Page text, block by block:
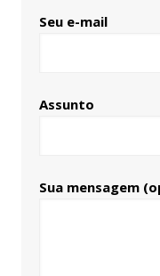
Seu e-mail
Assunto
Sua mensagem